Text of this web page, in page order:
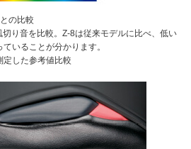
の比較
り音を比較。Z-8は従来モデルに比べ、低い
いることが分かります。
定した参考値比較